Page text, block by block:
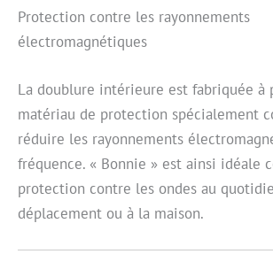
Protection contre les rayonnements
électromagnétiques
La doublure intérieure est fabriquée à
matériau de protection spécialement
réduire les rayonnements
fréquence. « Bonnie » est ainsi idéale
protection contre les ondes au
déplacement ou à la maison.